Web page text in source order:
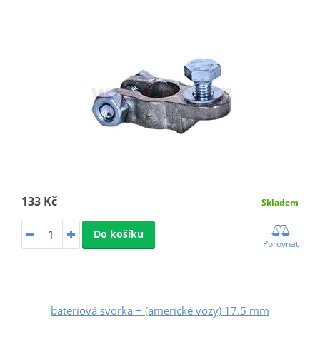
133 Kč Skladem
Do košíku
Porovnat
bateriová svorka + (americké vozy) 17.5 mm